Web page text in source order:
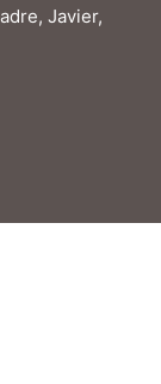
Javier,